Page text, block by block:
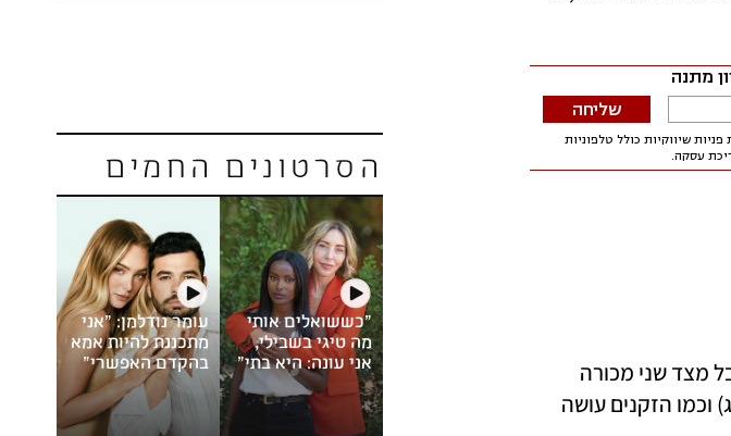
הסרטונים החמים
"כששואלים אותי
מה טיגי בשבילי,
אני עונה: היא בתי"
עומר נודלמן: "אני
מתכננת להיות אמא
בהקדם האפשרי"